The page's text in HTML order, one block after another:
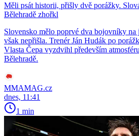
Měli psát historii, přišly dvě porážky.
Bělehradě zhořkl
Slovensko mělo poprvé dva bojovníky na
však nepřišla. Trenér Ján Hudák po
Vlasta Čepa vyzdvihl především
Bělehradě.
MMAMAG.cz
dnes, 11:41
1 min